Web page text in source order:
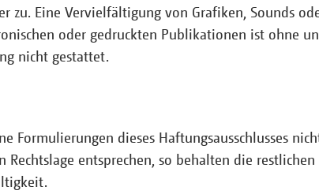
zu. Eine Vervielfältigung von Grafiken, Sounds
oder gedruckten Publikationen ist ohne
nicht gestattet.
Formulierungen dieses Haftungsausschlusses
entsprechen, so behalten die restlichen